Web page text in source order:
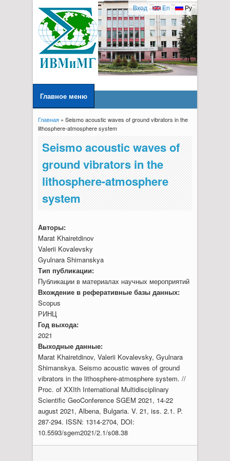
Ру
En
Вход
Главное меню
Вы здесь
Главная» Seismo acoustic waves of ground vibrators in the
lithosphere-atmosphere system
Seismo acoustic waves of
ground vibrators in the
lithosphere-atmosphere
system
Авторы:
Marat Khairetdinov
Valerii Kovalevsky
Gyulnara Shimanskya
Тип публикации:
Публикации в материалах научных мероприятий
Вхождение в реферативные базы данных:
Scopus
РИНЦ
Год выхода:
2021
Выходные данные:
Marat Khairetdinov, Valerii Kovalevsky, Gyulnara
Shimanskya. Seismo acoustic waves of ground
vibrators in the lithosphere-atmosphere system. //
Proc. of XXIth International Multidisciplinary
Scientific GeoConference SGEM 2021, 14-22
august 2021, Albena, Bulgaria. V. 21, iss. 2.1. P.
287-294. ISSN: 1314-2704, DOI:
10.5593/sgem2021/2.1/s08.38